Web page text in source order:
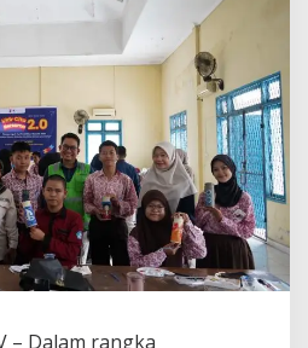
e
s
a
m
a
S
i
s
w
a
L
– Dalam rangka